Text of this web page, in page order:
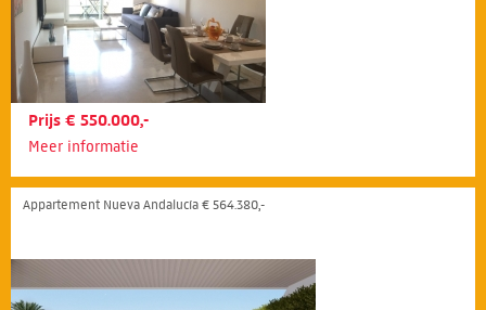
Prijs € 550.000,-
Meer informatie
Appartement Nueva Andalucía € 564.380,-